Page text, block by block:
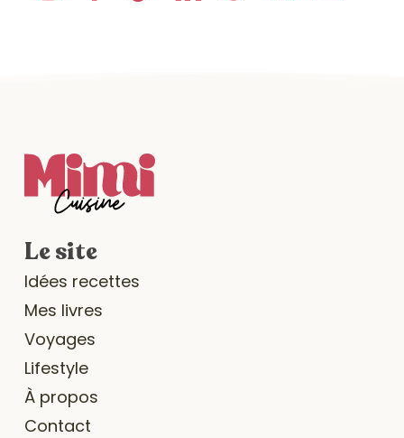
Le site
Idées recettes
Mes livres
Voyages
Lifestyle
À propos
Contact